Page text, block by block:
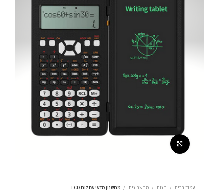
עמוד הבית חנות מחשבונים מחשבון מדעי עם לוח LCD